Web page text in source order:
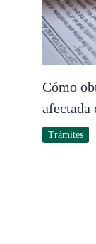
Cómo
afectada
Trámites